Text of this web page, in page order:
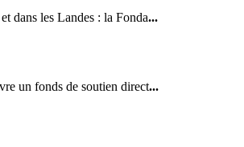
dans les Landes : la Fonda...
un fonds de soutien direct...